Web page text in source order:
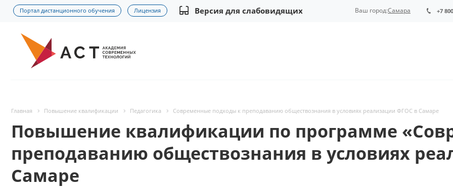
Портал дистанционного обучения Лицензия Версия для слабовидящих +7
Ваш город:Самара
Главная Повышение квалификации Педагогика Современные подходы к преподаванию обществознания в условиях реализации ФГОС в Самаре
Повышение квалификации по программе
преподаванию обществознания в условиях
Самаре